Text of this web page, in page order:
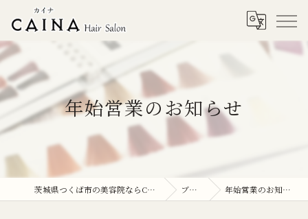
年始営業のお知らせ
茨城県つくば市の美容院ならCAINA ブログ 年始営業のお知らせ